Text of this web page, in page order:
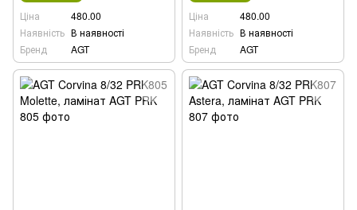
Ціна
480.00
Наявність В наявності
Бренд
AGT
Ціна
480.00
Наявність В наявності
Бренд
AGT